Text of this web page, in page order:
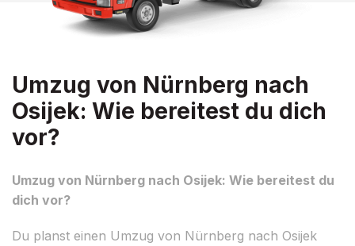
Umzug von Nürnberg nach
Osijek: Wie bereitest du dich
vor?
Umzug von Nürnberg nach Osijek: Wie bereitest du
dich vor?
Du planst einen Umzug von Nürnberg nach Osijek